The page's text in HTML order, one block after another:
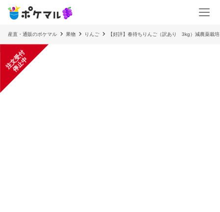
産直・通販のポケマル 果物 りんご 【好評】春待ちりんご（訳あり 3kg）減農薬栽培
注
文
受
付
停
止
中